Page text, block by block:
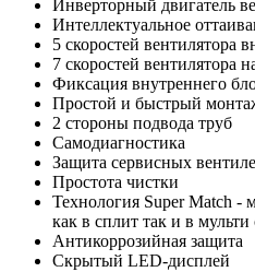
Инверторный двигатель
Интеллектуальное
5 скоростей вентилятора
7 скоростей вентилятора
Фиксация внутреннего
Простой и быстрый
2 стороны подвода труб
Самодиагностика
Защита сервисных
Простота чистки
Технология Super Match -
как в сплит так и в
Антикоррозийная защита
Скрытый LED-дисплей